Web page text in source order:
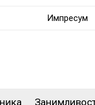
Импресум